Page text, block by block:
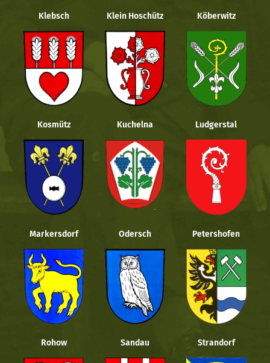
Klebsch Klein Hoschütz Köberwitz
Kosmütz Kuchelna Ludgerstal
Markersdorf Odersch Petershofen
Rohow Sandau Strandorf